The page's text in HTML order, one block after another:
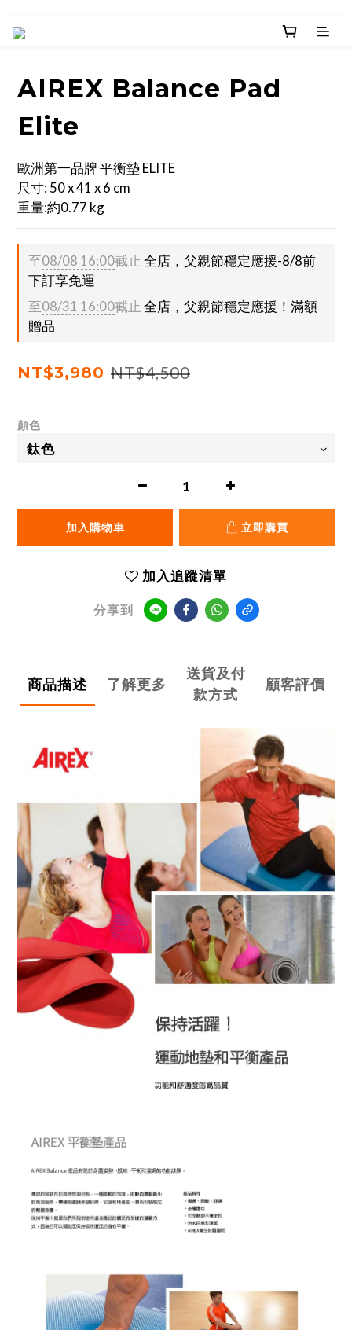
AIREX Balance Pad
Elite
歐洲第一品牌 平衡墊 ELITE
尺寸: 50 x 41 x 6 cm
重量:約0.77 kg
至08/08 16:00截止 全店，父親節穩定應援-8/8前
下訂享免運
至08/31 16:00截止 全店，父親節穩定應援！滿額
贈品
NT$3,980 NT$4,500
顏色
加入購物車 立即購買
加入追蹤清單
分享到
商品描述 了解更多
送貨及付
款方式
顧客評價